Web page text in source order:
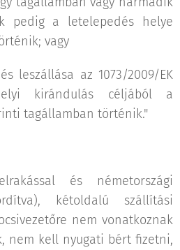
pedig a letelepedés helye
vagy
leszállása az 1073/2009/EK
kirándulás céljából a
tagállamban történik."
és németországi
kétoldalú szállítási
nem vonatkoznak
nem kell nyugati bért fizetni,